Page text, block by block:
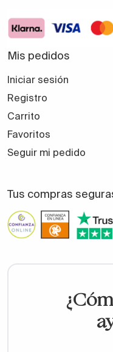
Mis pedidos
Iniciar sesión
Registro
Carrito
Favoritos
Seguir mi pedido
Tus compras